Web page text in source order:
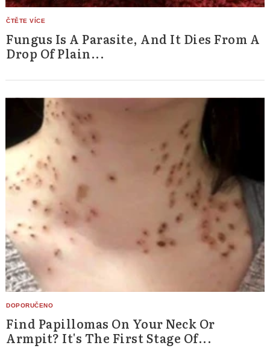
Fungus Is A Parasite, And It Dies From A
Drop Of Plain...
Find Papillomas On Your Neck Or
Armpit? It's The First Stage Of...